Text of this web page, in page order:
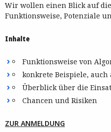
Wir wollen einen Blick auf
Funktionsweise, Potenziale
Inhalte
Funktionsweise von
konkrete Beispiele, auch
Überblick über die
Chancen und Risiken
ZUR ANMELDUNG